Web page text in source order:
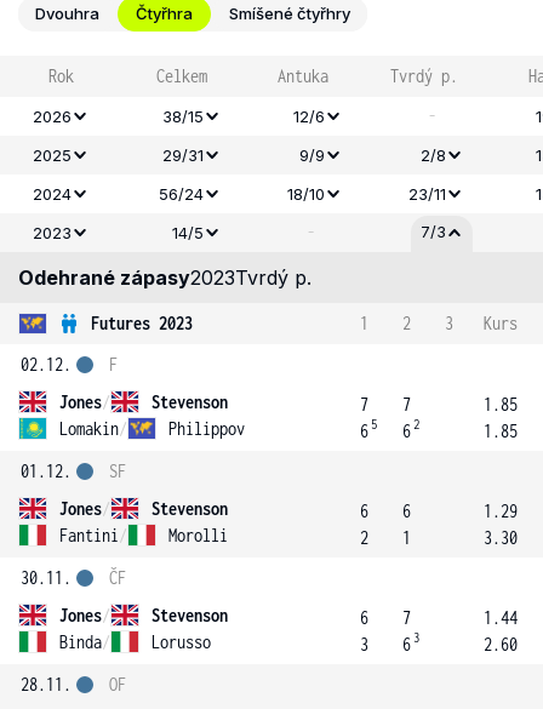
Dvouhra Čtyřhra Smíšené čtyřhry
Rok Celkem Antuka Tvrdý p.
2026 38/15 12/6 -
2025
29/31 9/9 2/8
2024
56/24 18/10 23/11
2023
14/5 - 7/3
Odehrané zápasy2023Tvrdý p.
Futures 2023 1 2 3
Kurs
02.12.
Jones/
Stevenson
Lomakin/ Philippov
F
7
6 5
7
62
1.85
1.85
01.12.
Jones/
Stevenson
Fantini / Morolli
SF
6
2
6
1
1.29
3.30
30.11.
Jones/
Stevenson
Binda/ Lorusso
ČF
6
3
7
6 3
1.44
2.60
28.11.
OF